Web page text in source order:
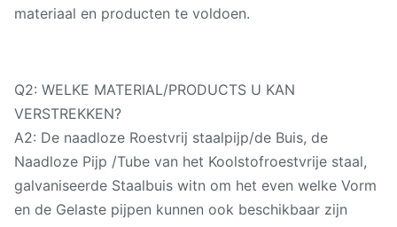
materiaal en producten te voldoen.
Q2: WELKE MATERIAL/PRODUCTS U KAN
VERSTREKKEN?
A2: De naadloze Roestvrij staalpijp/de Buis, de
Naadloze Pijp /Tube van het Koolstofroestvrije staal,
galvaniseerde Staalbuis witn om het even welke Vorm
en de Gelaste pijpen kunnen ook beschikbaar zijn